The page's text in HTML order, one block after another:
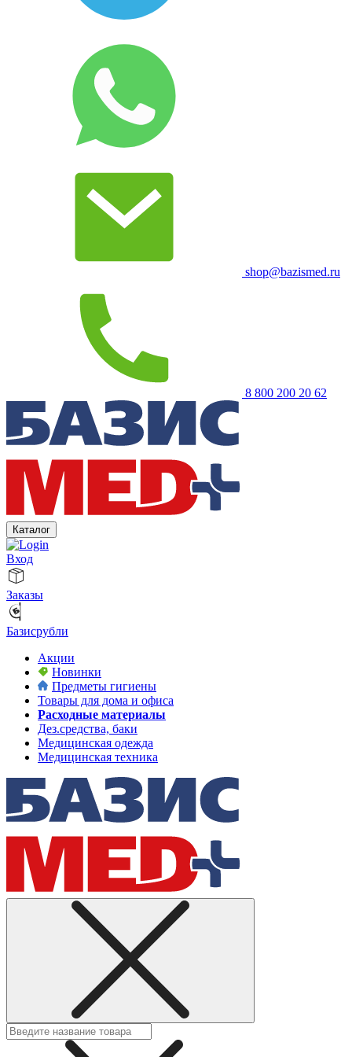
shop@bazismed.ru
8 800 200 20 62
Каталог
Вход
Заказы
Базисрубли
Акции
Новинки
Предметы гигиены
Товары для дома и офиса
Расходные материалы
Дез.средства, баки
Медицинская одежда
Медицинская техника